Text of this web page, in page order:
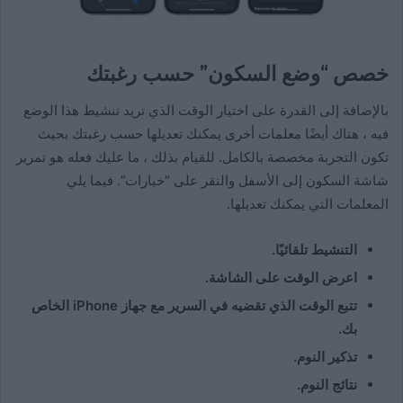
خصص “وضع السكون” حسب رغبتك
بالإضافة إلى القدرة على اختيار الوقت الذي تريد تنشيط هذا الوضع
فيه ، هناك أيضًا معلمات أخرى يمكنك تعديلها حسب رغبتك بحيث
تكون التجربة مخصصة بالكامل. للقيام بذلك ، ما عليك فعله هو تمرير
شاشة السكون إلى الأسفل والنقر على “خيارات”. فيما يلي
المعلمات التي يمكنك تعديلها.
التنشيط تلقائيًا.
اعرض الوقت على الشاشة.
تتبع الوقت الذي تقضيه في السرير مع جهاز iPhone الخاص
بك.
تذكير النوم.
نتائج النوم.